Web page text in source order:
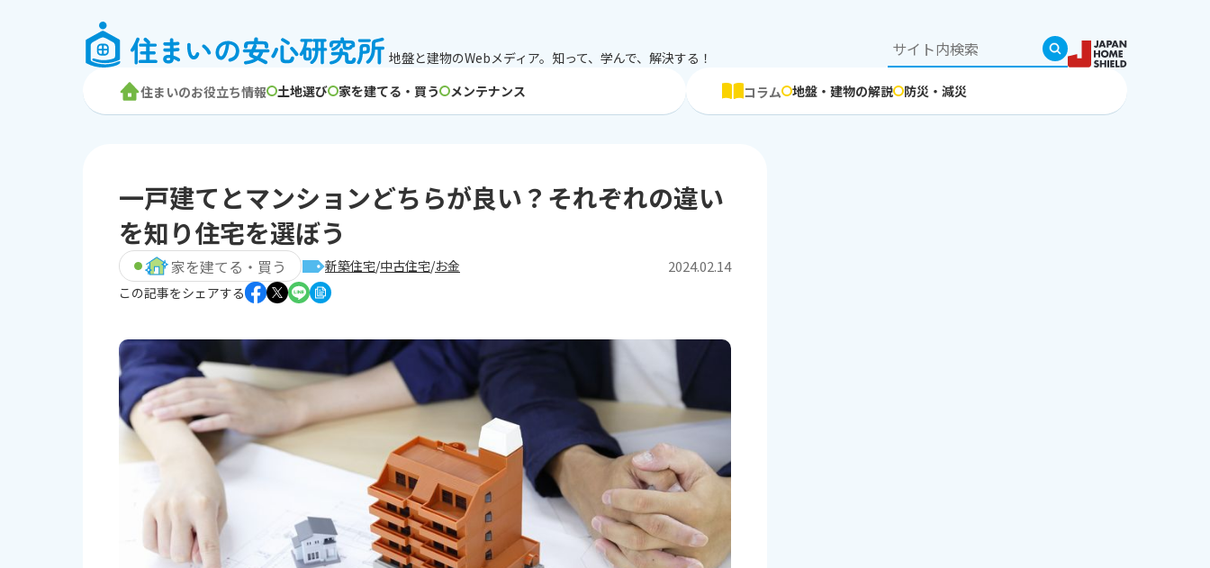
地盤と建物のWebメディア。知って、学んで、解決する！
住まいのお役立ち情報
土地選び 家を建てる・買う メンテナンス コラム 地盤・建物の解説 防災・減災
一戸建てとマンションどちらが良い？それぞれの違い
を知り住宅を選ぼう
家を建てる・買う 新築住宅 中古住宅 お金 2024.02.14
この記事をシェアする